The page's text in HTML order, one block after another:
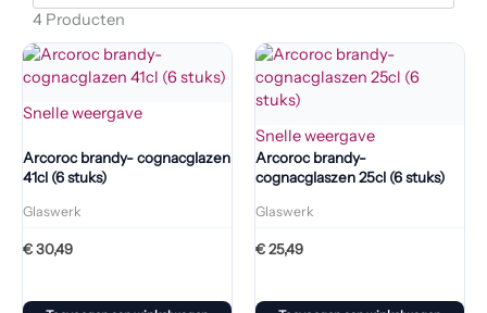
4 Producten
Snelle weergave
Arcoroc brandy- cognacglazen
41cl (6 stuks)
Glaswerk
€30,49
Snelle weergave
Arcoroc brandy-
cognacglaszen 25cl (6 stuks)
Glaswerk
€25,49